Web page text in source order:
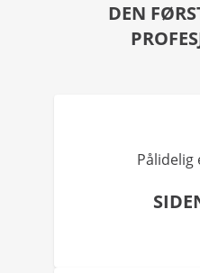
DEN
Pålidelig